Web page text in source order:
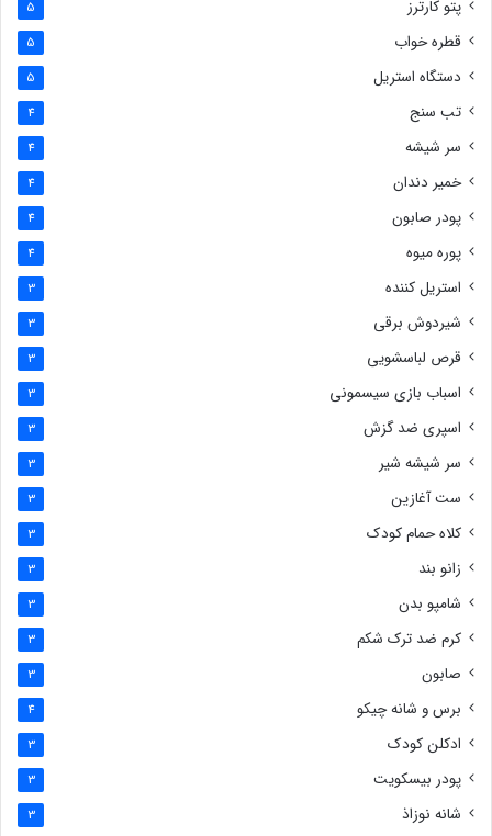
پتو کارترز 5
قطره خواب 5
دستگاه استریل 5
تب سنج 4
سر شیشه 4
خمیر دندان 4
پودر صابون 4
پوره میوه 4
استریل کننده 3
شیردوش برقی 3
قرص لباسشویی 3
اسباب بازی سیسمونی 3
اسپری ضد گزش 3
سر شیشه شیر 3
ست آغازین 3
کلاه حمام کودک 3
زانو بند 3
شامپو بدن 3
کرم ضد ترک شکم 3
صابون 3
برس و شانه چیکو 4
ادکلن کودک 3
پودر بیسکویت 3
شانه نوزاذ 3